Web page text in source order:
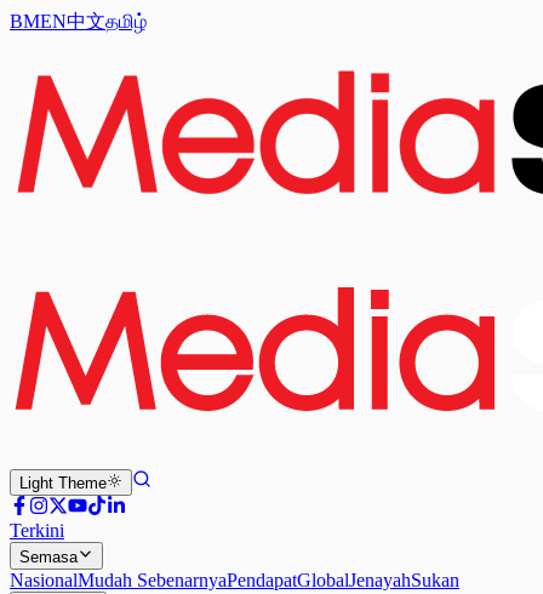
BMEN中文தமிழ்
Light Theme
Terkini
Semasa
NasionalMudah SebenarnyaPendapatGlobalJenayahSukan